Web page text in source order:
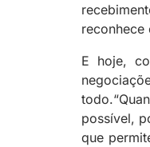
reconhece
E hoje,
possível,
que